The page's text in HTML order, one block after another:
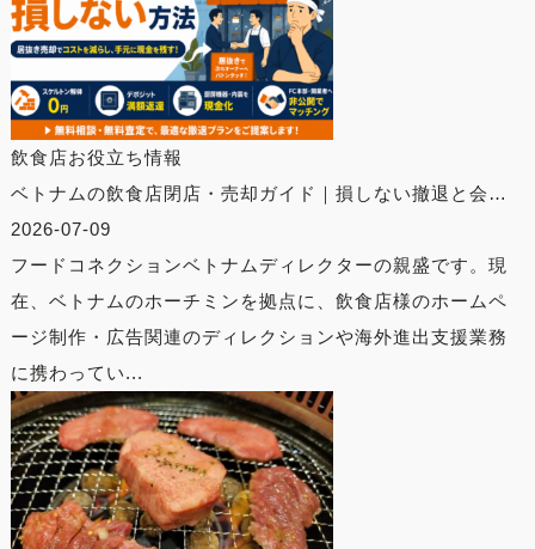
飲食店お役立ち情報
ベトナムの飲食店閉店・売却ガイド｜損しない撤退と会…
2026-07-09
フードコネクションベトナムディレクターの親盛です。現
在、ベトナムのホーチミンを拠点に、飲食店様のホームペ
ージ制作・広告関連のディレクションや海外進出支援業務
に携わってい...